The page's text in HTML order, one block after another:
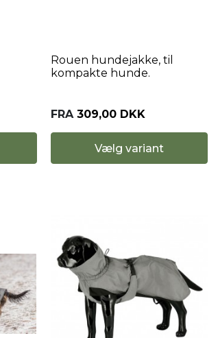
Rouen hundejakke, til
kompakte hunde.
FRA 309,00 DKK
Vælg variant